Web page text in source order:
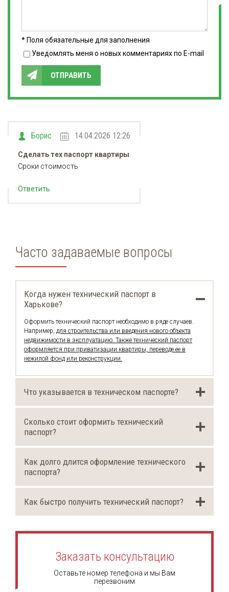
* Поля обязательные для заполнения
Уведомлять меня о новых комментариях по E-mail
ОТПРАВИТЬ
Борис 14.04.2026 12:26
Сделать тех паспорт квартиры
Сроки стоимость
Ответить
Часто задаваемые вопросы
Когда нужен технический паспорт в
Харькове?
Оформить технический паспорт необходимо в ряде случаев.
Например, для строительства или введения нового объекта
недвижимости в эксплуатацию. Также технический паспорт
оформляется при приватизации квартиры, переводе ее в
нежилой фонд или реконструкции.
Что указывается в техническом паспорте?
Сколько стоит оформить технический
паспорт?
Как долго длится оформление технического
паспорта?
Как быстро получить технический паспорт?
Заказать консультацию
Оставьте номер телефона и мы Вам
перезвоним